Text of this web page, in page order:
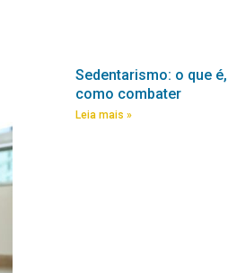
Sedentarismo: o que
como combater
Leia mais »